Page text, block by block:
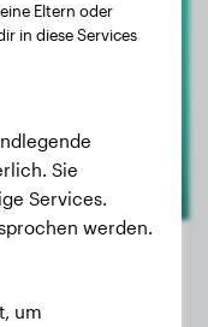
Eltern oder
in diese Services
Sie
Services.
werden.
um